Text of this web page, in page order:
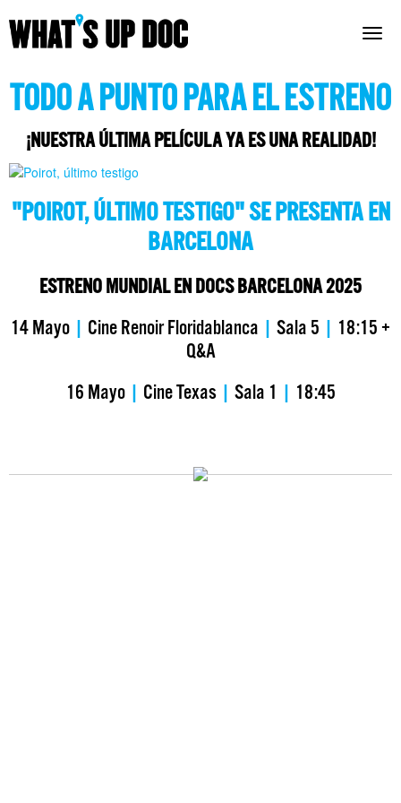
TODO A PUNTO PARA EL ESTRENO
¡NUESTRA ÚLTIMA PELÍCULA YA ES UNA REALIDAD!
"POIROT, ÚLTIMO TESTIGO" SE PRESENTA EN
BARCELONA
ESTRENO MUNDIAL EN DOCS BARCELONA 2025
14 Mayo | Cine Renoir Floridablanca | Sala 5 | 18:15 +
Q&A
16 Mayo| Cine Texas| Sala 1 | 18:45